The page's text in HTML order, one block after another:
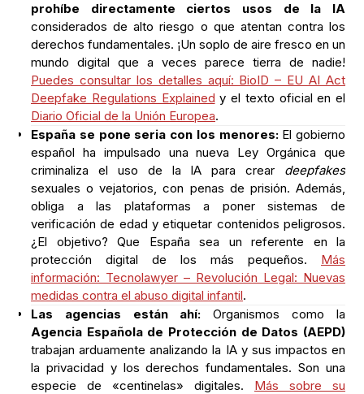
prohíbe directamente ciertos usos de la IA
considerados de alto riesgo o que atentan contra los
derechos fundamentales. ¡Un soplo de aire fresco en un
mundo digital que a veces parece tierra de nadie!
Puedes consultar los detalles aquí: BioID – EU AI Act
Deepfake Regulations Explained y el texto oficial en el
Diario Oficial de la Unión Europea.
España se pone seria con los menores:El gobierno
español ha impulsado una nueva Ley Orgánica que
criminaliza el uso de la IA para crear deepfakes
sexuales o vejatorios, con penas de prisión. Además,
obliga a las plataformas a poner sistemas de
verificación de edad y etiquetar contenidos peligrosos.
¿El objetivo? Que España sea un referente en la
protección digital de los más pequeños. Más
información: Tecnolawyer – Revolución Legal: Nuevas
medidas contra el abuso digital infantil.
Las agencias están ahí: Organismos como la
Agencia Española de Protección de Datos (AEPD)
trabajan arduamente analizando la IA y sus impactos en
la privacidad y los derechos fundamentales. Son una
especie de «centinelas» digitales. Más sobre su